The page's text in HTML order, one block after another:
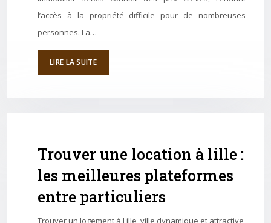
l’accès à la propriété difficile pour de nombreuses
personnes. La…
LIRE LA SUITE
Trouver une location à lille :
les meilleures plateformes
entre particuliers
Trouver un logement à Lille, ville dynamique et attractive,